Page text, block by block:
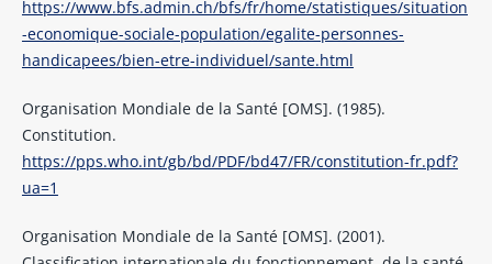
https://www.bfs.admin.ch/bfs/fr/home/statistiques/situation
-economique-sociale-population/egalite-personnes-
handicapees/bien-etre-individuel/sante.html
Organisation Mondiale de la Santé [OMS]. (1985).
Constitution.
https://pps.who.int/gb/bd/PDF/bd47/FR/constitution-fr.pdf?
ua=1
Organisation Mondiale de la Santé [OMS]. (2001).